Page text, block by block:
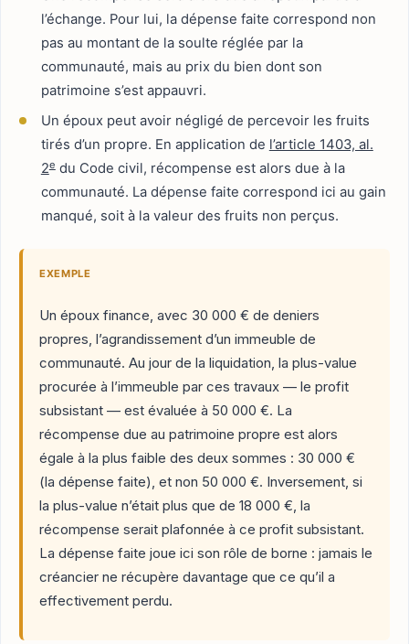
l’échange. Pour lui, la dépense faite correspond non
pas au montant de la soulte réglée par la
communauté, mais au prix du bien dont son
patrimoine s’est appauvri.
Un époux peut avoir négligé de percevoir les fruits
tirés d’un propre. En application de l’article 1403, al.
2edu Code civil, récompense est alors due à la
communauté. La dépense faite correspond ici au gain
manqué, soit à la valeur des fruits non perçus.
EXEMPLE
Un époux finance, avec 30 000 € de deniers
propres, l’agrandissement d’un immeuble de
communauté. Au jour de la liquidation, la plus-value
procurée à l’immeuble par ces travaux — le profit
subsistant — est évaluée à 50 000 €. La
récompense due au patrimoine propre est alors
égale à la plus faible des deux sommes : 30 000 €
(la dépense faite), et non 50 000 €. Inversement, si
la plus-value n’était plus que de 18 000 €, la
récompense serait plafonnée à ce profit subsistant.
La dépense faite joue ici son rôle de borne : jamais le
créancier ne récupère davantage que ce qu’il a
effectivement perdu.